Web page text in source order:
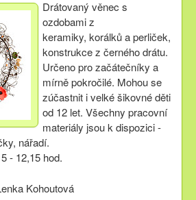
Drátovaný věnec s
ozdobami z
keramiky, korálků a perliček,
konstrukce z černého drátu.
Určeno pro začátečníky a
mírně pokročilé. Mohou se
zúčastnit i velké šikovné děti
od 12 let. Všechny pracovní
materiály jsou k dispozici -
nářadí.
- 12,15 hod.
Kohoutová